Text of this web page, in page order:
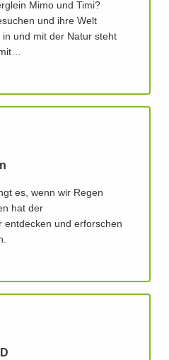
Mimo und Timi?
und ihre Welt
und mit der Natur steht
es, wenn wir Regen
hat der
entdecken und erforschen